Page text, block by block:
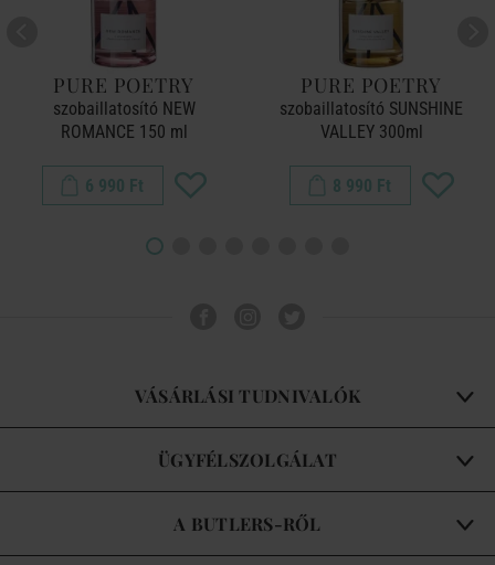
PURE POETRY
szobaillatosító NEW
ROMANCE 150 ml
6 990 Ft
PURE POETRY
szobaillatosító SUNSHINE
VALLEY 300ml
8 990 Ft
VÁSÁRLÁSI TUDNIVALÓK
ÜGYFÉLSZOLGÁLAT
A BUTLERS-RŐL